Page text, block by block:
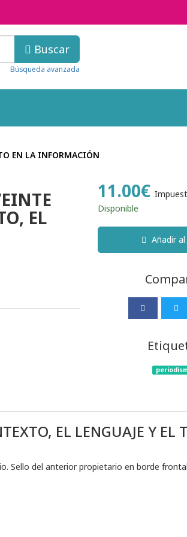
Buscar
Búsqueda avanzada
EN LA INFORMACIÓN
EL
11.00€
Disponible
Añadir
EL LENGUAJE Y EL
Sello del anterior propietario en borde